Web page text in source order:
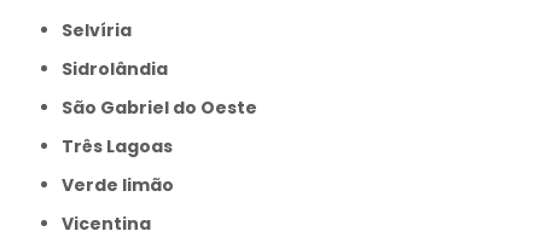
Selvíria
Sidrolândia
São Gabriel do Oeste
Três Lagoas
Verde limão
Vicentina